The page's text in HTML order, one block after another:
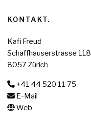
KONTAKT
Kafi Freud
Schaffhauserstrasse 118
8057 Zürich
+41 44 520 11 75
E-Mail
Web